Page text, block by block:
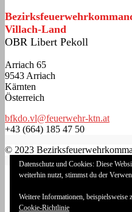
Villach-Land
OBR Libert Pekoll
Arriach 65
9543 Arriach
Kärnten
Österreich
bfkdo.vl@feuerwehr-ktn.at
+43 (664) 185 47 50
© 2023
Impressum
Datenschutzerklärung
Cookie-Richtlinie (EU)
Login
Datenschutz und Cookies: Diese
weiterhin nutzt, stimmst du der
Weitere Informationen,
Cookie-Richtlinie